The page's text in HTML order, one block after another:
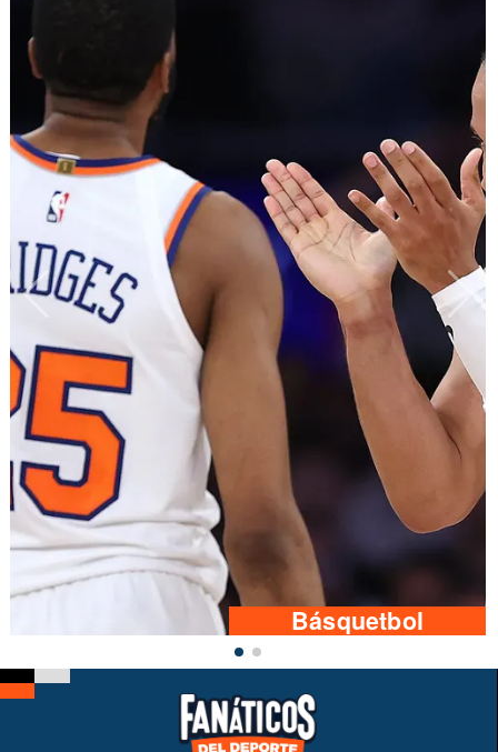
Básquetbol